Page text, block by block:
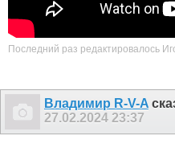
Последний раз редактировалось
Владимир R-V-A
27.02.2024 23:37